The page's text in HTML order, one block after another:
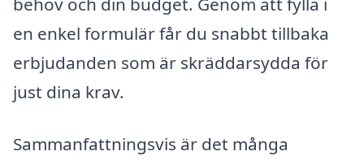
en enkel formulär får du snabbt tillbaka
erbjudanden som är skräddarsydda för
just dina krav.
Sammanfattningsvis är det många